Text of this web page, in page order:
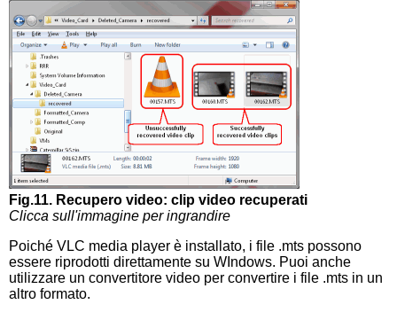
Fig.11. Recupero video: clip video recuperati
Clicca sull'immagine per ingrandire
Poiché VLC media player è installato, i file .mts possono
essere riprodotti direttamente su WIndows. Puoi anche
utilizzare un convertitore video per convertire i file .mts in un
altro formato.